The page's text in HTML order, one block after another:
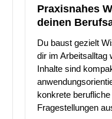
Praxisnahes
deinen
Du baust gezielt
dir im Arbeitsalltag
Inhalte sind
konkrete berufliche
Fragestellungen